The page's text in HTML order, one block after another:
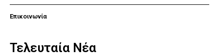
Επικοινωνία
Τελευταία Νέα